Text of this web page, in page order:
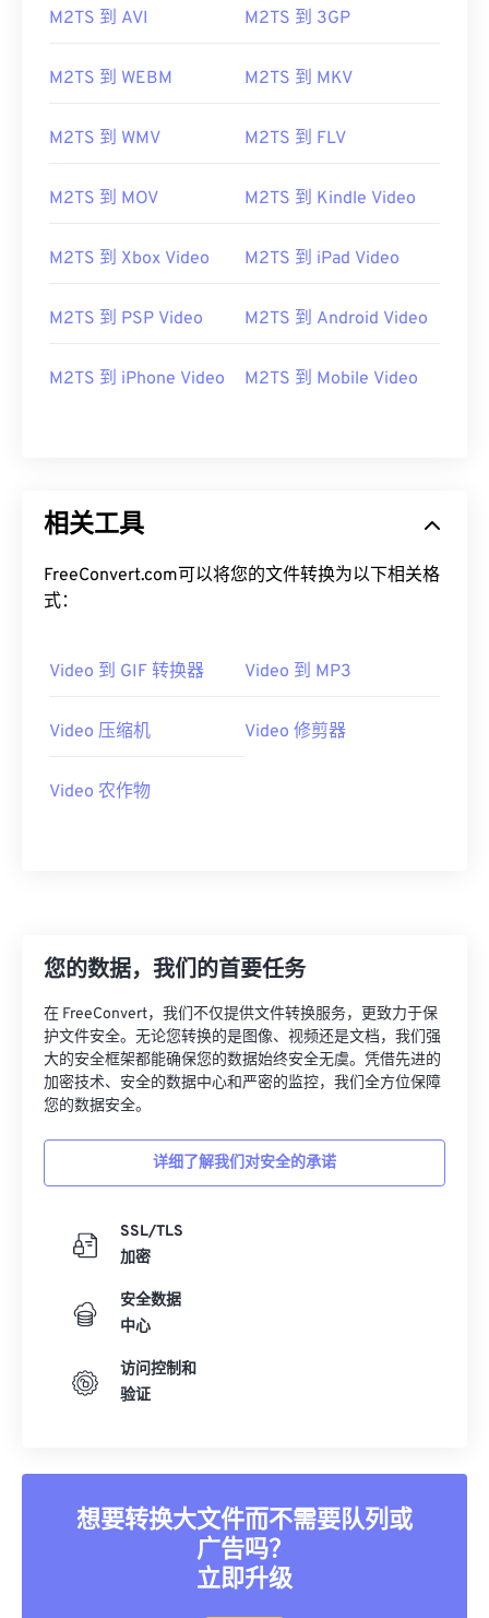
https://en.wikipedia.org/wiki/.m2ts
https://www.lifewire.com/m2ts-file
M2TS 到 AVI M2TS 到 3GP
M2TS 到 WEBM M2TS 到 MKV
M2TS 到 WMV M2TS 到 FLV
M2TS 到 MOV M2TS 到 Kindle Video
M2TS 到 Xbox Video M2TS 到 iPad Video
M2TS 到 PSP Video M2TS 到 Android Video
M2TS 到 iPhone Video M2TS 到 Mobile Video
相关工具
FreeConvert.com可以将您的文件转换为以下相关格
式：
Video 到 GIF 转换器 Video 到 MP3
Video 压缩机 Video 修剪器
Video 农作物
您的数据，我们的首要任务
在 FreeConvert，我们不仅提供文件转换服务，更致力于保
护文件安全。无论您转换的是图像、视频还是文档，我们强
大的安全框架都能确保您的数据始终安全无虞。凭借先进的
加密技术、安全的数据中心和严密的监控，我们全方位保障
您的数据安全。
详细了解我们对安全的承诺
SSL/TLS
加密
安全数据
中心
访问控制和
验证
想要转换大文件而不需要队列或
广告吗？
立即升级